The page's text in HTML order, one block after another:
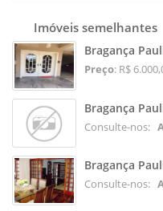
Imóveis semelhantes
Bragança
Preço: R$
Bragança
Consulte-nos:
Bragança
Consulte-nos: